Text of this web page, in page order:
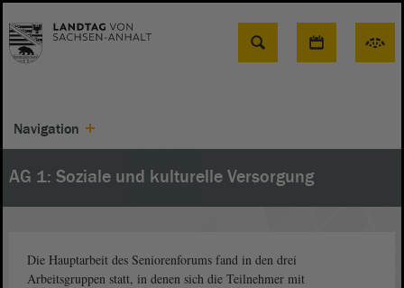
Suche
Navigation
AG 1: Soziale und kulturelle Versorgung
Die Hauptarbeit des Seniorenforums fand in den drei
Arbeitsgruppen statt, in denen sich die Teilnehmer mit